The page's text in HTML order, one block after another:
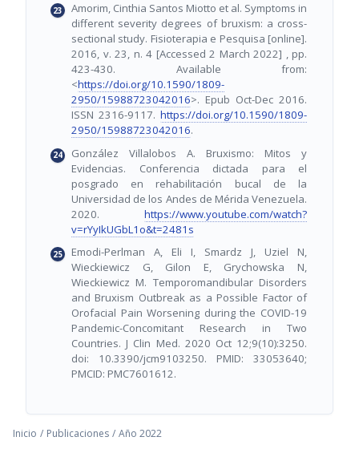
Amorim, Cinthia Santos Miotto et al. Symptoms in
different severity degrees of bruxism: a cross-
sectional study. Fisioterapia e Pesquisa [online].
2016, v. 23, n. 4 [Accessed 2 March 2022] , pp.
423-430. Available from:
<https://doi.org/10.1590/1809-
2950/15988723042016>. Epub Oct-Dec 2016.
ISSN 2316-9117. https://doi.org/10.1590/1809-
2950/15988723042016.
González Villalobos A. Bruxismo: Mitos y
Evidencias. Conferencia dictada para el
posgrado en rehabilitación bucal de la
Universidad de los Andes de Mérida Venezuela.
2020. https://www.youtube.com/watch?
v=rYyIkUGbL1o&t=2481s
Emodi-Perlman A, Eli I, Smardz J, Uziel N,
Wieckiewicz G, Gilon E, Grychowska N,
Wieckiewicz M. Temporomandibular Disorders
and Bruxism Outbreak as a Possible Factor of
Orofacial Pain Worsening during the COVID-19
Pandemic-Concomitant Research in Two
Countries. J Clin Med. 2020 Oct 12;9(10):3250.
doi: 10.3390/jcm9103250. PMID: 33053640;
PMCID: PMC7601612.
Inicio / Publicaciones / Año 2022